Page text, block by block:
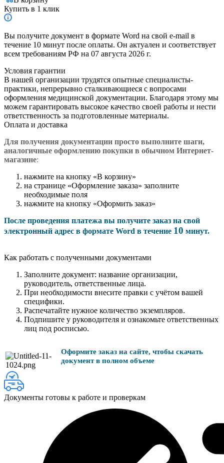
Купить в 1 клик
Вы получите документ в формате Word на свой e-mail в
течение 10 минут после оплаты. Он актуален и соответствует
всем требованиям РФ на 07 августа 2026 г.
Условия гарантии
В нашей организации трудятся опытные специалисты-
практики, непрерывно сталкивающиеся с вопросами
оформления медицинской документации. Благодаря этому мы
можем гарантировать высокое качество своей работы и нести
ответственность за подготовленные материалы.
Оплата и доставка
Для получения документации просто выполните шаги,
аналогичные оформлению покупки в обычном Интернет-
магазине:
нажмите на кнопку «В корзину»
на странице «Оформление заказа» заполните
необходимые поля
нажмите на кнопку «Оформить заказ»
После проведения платежа вы получите заказ на свой
электронный адрес в формате Word в течение 10 минут.
Как работать с полученными документами
Заполните документ: название организации,
руководитель, ответственные лица.
При необходимости внесите правки с учётом вашей
специфики.
Распечатайте нужное количество экземпляров.
Подпишите у руководителя и ознакомьте ответственных
лиц под росписью.
Оформите заказ на сайте, чтобы скачать
документ в полном объеме
Документы готовы к работе и проверкам